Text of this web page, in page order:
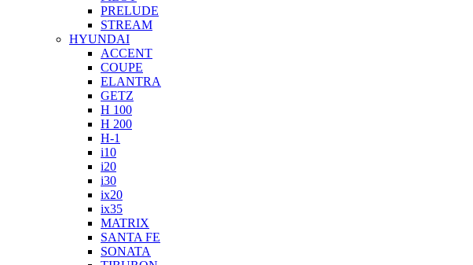
PRELUDE
STREAM
HYUNDAI
ACCENT
COUPE
ELANTRA
GETZ
H 100
H 200
H-1
i10
i20
i30
ix20
ix35
MATRIX
SANTA FE
SONATA